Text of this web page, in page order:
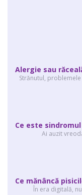
Strănutul,
Ai auzit
În era digitală,